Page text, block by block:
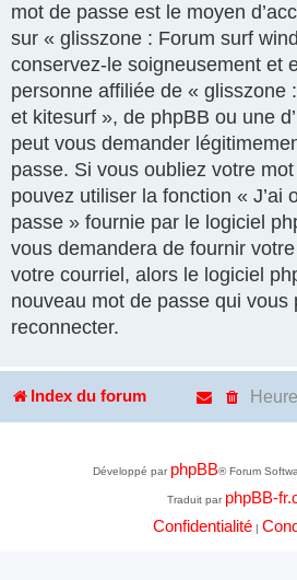
mot de passe est le moyen
sur « glisszone : Forum surf
conservez-le soigneusement et
personne affiliée de « glisszone
et kitesurf », de phpBB ou une
peut vous demander
passe. Si vous oubliez votre
pouvez utiliser la fonction « J’ai
passe » fournie par le logiciel
vous demandera de fournir
votre courriel, alors le logiciel
nouveau mot de passe qui vous
reconnecter.
Index du forum
Développé par phpBB® Forum
Traduit par phpBB-
Confidentialité|